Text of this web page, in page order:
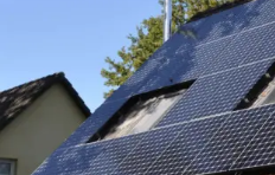
PV-System